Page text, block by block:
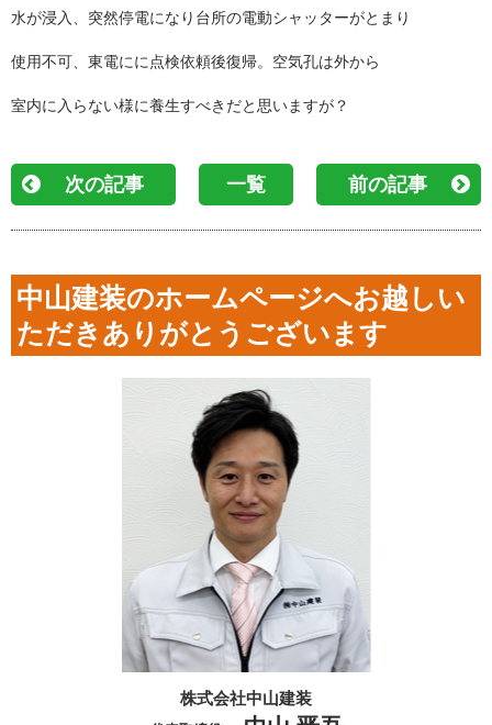
水が浸入、突然停電になり台所の電動シャッターがとまり
使用不可、東電にに点検依頼後復帰。空気孔は外から
室内に入らない様に養生すべきだと思いますが？
次の記事 一覧 前の記事
中山建装のホームページへお越しい
ただきありがとうございます
株式会社中山建装